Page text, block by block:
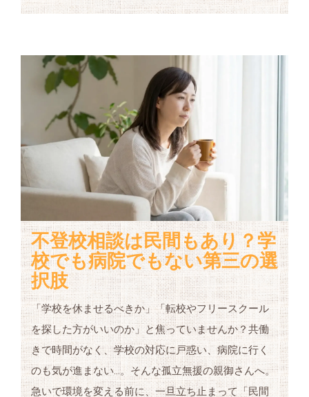
不登校相談は民間もあり？学
校でも病院でもない第三の選
択肢
「学校を休ませるべきか」「転校やフリースクール
を探した方がいいのか」と焦っていませんか？共働
きで時間がなく、学校の対応に戸惑い、病院に行く
のも気が進まない…。そんな孤立無援の親御さんへ。
急いで環境を変える前に、一旦立ち止まって「民間